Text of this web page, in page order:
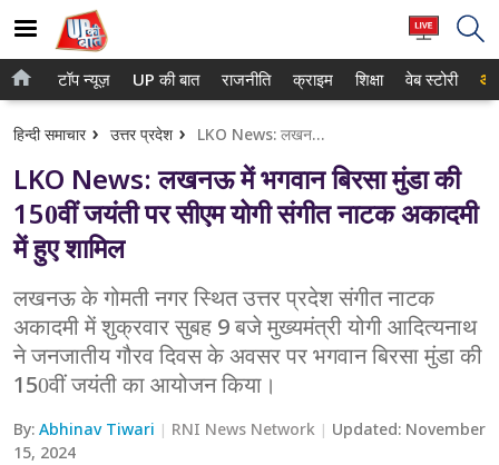
होम
टॉप न्यूज़
UP की बात
राजनीति
क्राइम
शिक्षा
वेब स्टोरी
टॉप न्यूज़ UP की बात राजनीति क्राइम शिक्षा वेब स्टोरी
हिन्दी समाचार उत्तर प्रदेश LKO News: लखनऊ में भगवान बिरसा मुंडा की 150वीं जयंती पर सीएम योगी संगीत नाटक अकादमी में हुए शामिल
LKO News: लखनऊ में भगवान बिरसा मुंडा की
150वीं जयंती पर सीएम योगी संगीत नाटक अकादमी
में हुए शामिल
लखनऊ के गोमती नगर स्थित उत्तर प्रदेश संगीत नाटक
अकादमी में शुक्रवार सुबह 9 बजे मुख्यमंत्री योगी आदित्यनाथ
ने जनजातीय गौरव दिवस के अवसर पर भगवान बिरसा मुंडा की
150वीं जयंती का आयोजन किया।
By:Abhinav Tiwari RNI News Network Updated: November
15, 2024
गाजियाबाद
लखनऊ
कानपुर
वाराणसी
आगरा
अयोध्या
अलीगढ़